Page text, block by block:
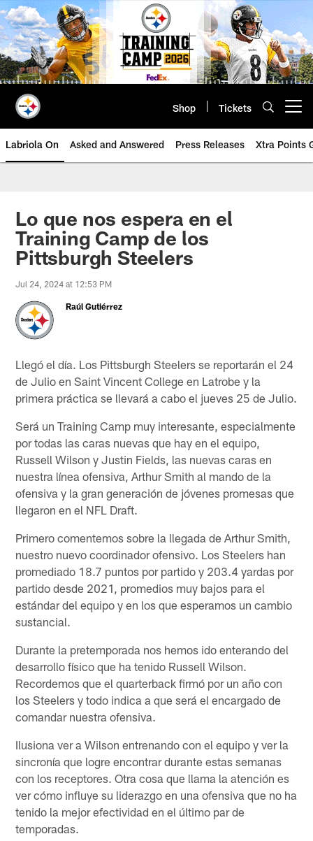
Skip
to
main
content
Shop Tickets
Labriola On Asked and Answered Press Releases Xtra Points
Lo que nos espera en el
Training Camp de los
Pittsburgh Steelers
Jul 24, 2024 at 12:53 PM
Raúl Gutiérrez
Llegó el día. Los Pittsburgh Steelers se reportarán el 24
de Julio en Saint Vincent College en Latrobe y la
primera práctica se llevará a cabo el jueves 25 de Julio.
Será un Training Camp muy interesante, especialmente
por todas las caras nuevas que hay en el equipo,
Russell Wilson y Justin Fields, las nuevas caras en
nuestra línea ofensiva, Arthur Smith al mando de la
ofensiva y la gran generación de jóvenes promesas que
llegaron en el NFL Draft.
Primero comentemos sobre la llegada de Arthur Smith,
nuestro nuevo coordinador ofensivo. Los Steelers han
promediado 18.7 puntos por partido y 203.4 yardas por
partido desde 2021, promedios muy bajos para el
estándar del equipo y en los que esperamos un cambio
sustancial.
Durante la pretemporada nos hemos ido enterando del
desarrollo físico que ha tenido Russell Wilson.
Recordemos que el quarterback firmó por un año con
los Steelers y todo indica a que será el encargado de
comandar nuestra ofensiva.
Ilusiona ver a Wilson entrenando con el equipo y ver la
sincronía que logre encontrar durante estas semanas
con los receptores. Otra cosa que llama la atención es
ver cómo influye su liderazgo en una ofensiva que no ha
tenido la mejor efectividad en el último par de
temporadas.